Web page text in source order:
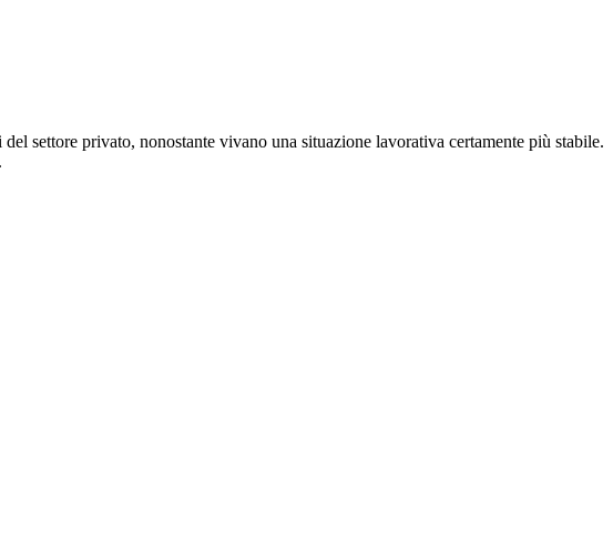
settore privato, nonostante vivano una situazione lavorativa certamente più stabile.